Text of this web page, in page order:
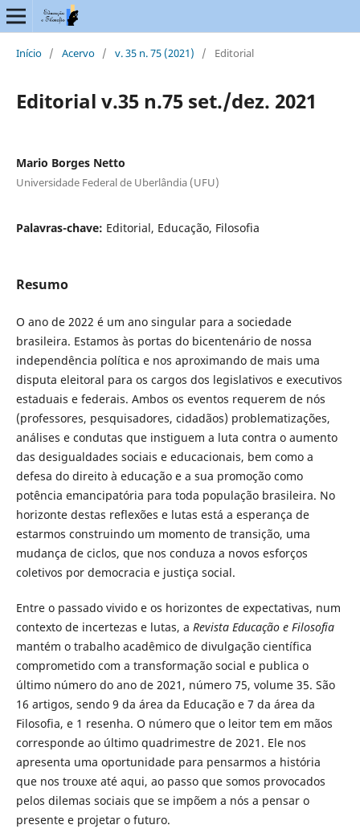
Início / Acervo / v. 35 n. 75 (2021) / Editorial
Editorial v.35 n.75 set./dez. 2021
Mario Borges Netto
Universidade Federal de Uberlândia (UFU)
Palavras-chave: Editorial, Educação, Filosofia
Resumo
O ano de 2022 é um ano singular para a sociedade
brasileira. Estamos às portas do bicentenário de nossa
independência política e nos aproximando de mais uma
disputa eleitoral para os cargos dos legislativos e executivos
estaduais e federais. Ambos os eventos requerem de nós
(professores, pesquisadores, cidadãos) problematizações,
análises e condutas que instiguem a luta contra o aumento
das desigualdades sociais e educacionais, bem como a
defesa do direito à educação e a sua promoção como
potência emancipatória para toda população brasileira. No
horizonte destas reflexões e lutas está a esperança de
estarmos construindo um momento de transição, uma
mudança de ciclos, que nos conduza a novos esforços
coletivos por democracia e justiça social.
Entre o passado vivido e os horizontes de expectativas, num
contexto de incertezas e lutas, a Revista Educação e Filosofia
mantém o trabalho acadêmico de divulgação científica
comprometido com a transformação social e publica o
último número do ano de 2021, número 75, volume 35. São
16 artigos, sendo 9 da área da Educação e 7 da área da
Filosofia, e 1 resenha. O número que o leitor tem em mãos
corresponde ao último quadrimestre de 2021. Ele nos
apresenta uma oportunidade para pensarmos a história
que nos trouxe até aqui, ao passo que somos provocados
pelos dilemas sociais que se impõem a nós a pensar o
presente e projetar o futuro.